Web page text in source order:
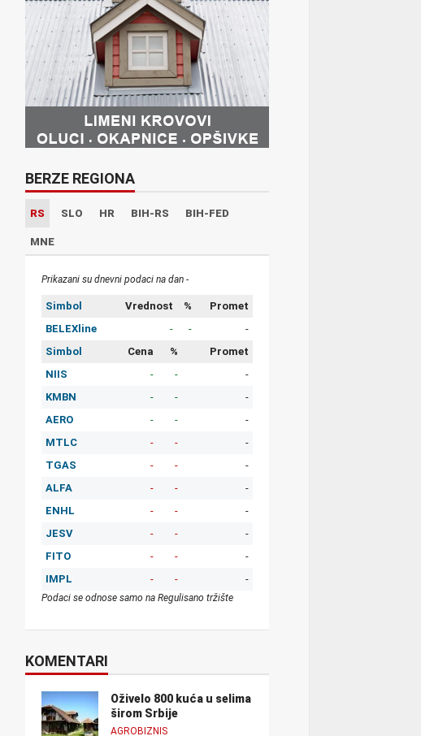
BERZE REGIONA
RS SLO HR BIH-RS BIH-FED
MNE
Prikazani su dnevni podaci na dan -
Simbol Vrednost %
Promet
BELEXline
- -
-
Simbol
Cena %
Promet
NIIS
- -
-
KMBN
- -
-
AERO
- -
-
MTLC
- -
-
TGAS
- -
-
ALFA
- -
-
ENHL
- -
-
JESV
- -
-
FITO
- -
-
IMPL
- - -
Podaci se odnose samo na Regulisano tržište
KOMENTARI
Oživelo 800 kuća u selima
širom Srbije
AGROBIZNIS